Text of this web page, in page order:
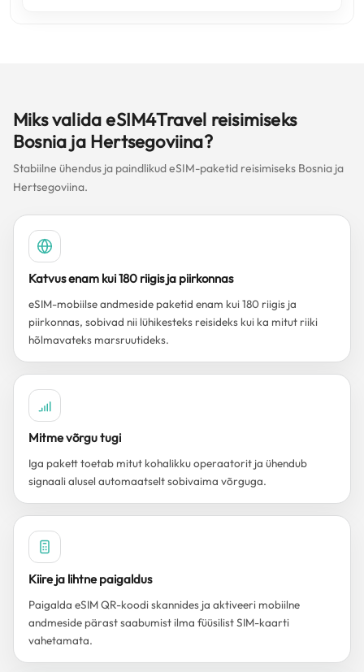
Miks valida eSIM4Travel reisimiseks
Bosnia ja Hertsegoviina?
Stabiilne ühendus ja paindlikud eSIM-paketid reisimiseks Bosnia ja
Hertsegoviina.
Katvus enam kui 180 riigis ja piirkonnas
eSIM-mobiilse andmeside paketid enam kui 180 riigis ja
piirkonnas, sobivad nii lühikesteks reisideks kui ka mitut riiki
hõlmavateks marsruutideks.
Mitme võrgu tugi
Iga pakett toetab mitut kohalikku operaatorit ja ühendub
signaali alusel automaatselt sobivaima võrguga.
Kiire ja lihtne paigaldus
Paigalda eSIM QR-koodi skannides ja aktiveeri mobiilne
andmeside pärast saabumist ilma füüsilist SIM-kaarti
vahetamata.